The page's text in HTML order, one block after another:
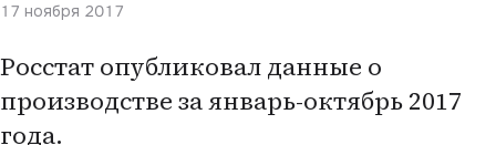
17 ноября 2017
Росстат опубликовал данные о
производстве за январь-октябрь 2017
года.